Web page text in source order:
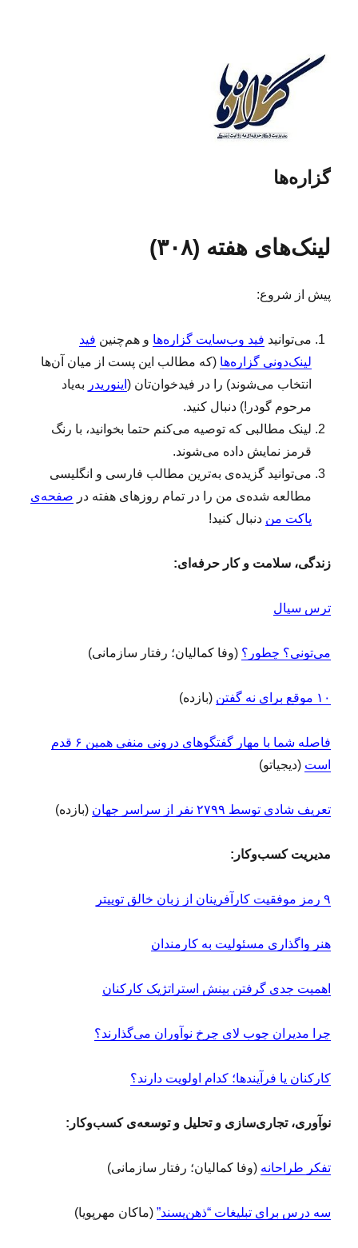
گزاره‌ها
لینک‌های هفته (۳۰۸)
پیش از شروع:
می‌توانید فید وب‌سایت گزاره‌ها و هم‌چنین فید
لینک‌دونی گزاره‌ها (که مطالب این پست از میان آن‌ها
انتخاب می‌شوند) را در فیدخوان‌تان ( اینوریدر به‌یاد
مرحوم گودر!) دنبال کنید.
لینک‌ مطالبی که توصیه می‌کنم حتما بخوانید، با رنگ
قرمز نمایش داده می‌شوند.
می‌توانید گزیده‌ی به‌ترین مطالب فارسی و انگلیسی
مطالعه‌ شده‌ی من را در تمام روزهای هفته در صفحه‌ی
پاکت من دنبال کنید!
زندگی، سلامت و کار حرفه‌ای:
ترس سیال
می‌تونی؟ چطور؟ (وفا کمالیان؛ رفتار سازمانی)
۱۰ موقع برای نه گفتن (بازده)
فاصله شما با مهار گفتگوهای درونی منفی همین ۶ قدم
است ‌ (دیجیاتو)
تعریف شادی توسط ۲۷۹۹ نفر از سراسر جهان (بازده)
مدیریت کسب‌وکار:
۹ رمز موفقیت کارآفرینان از زبان خالق توییتر
هنر واگذاری مسئولیت به کارمندان
اهمیت جدی گرفتن بینش استراتژیک کارکنان
چرا مدیران چوب لای چرخ نوآوران می‏‌گذارند؟
کارکنان یا فرآیندها؛ کدام اولویت دارند؟
نوآوری، تجاری‌سازی و تحلیل و توسعه‌ی کسب‌وکار:
تفکر طراحانه (وفا کمالیان؛ رفتار سازمانی)
سه درس برای تبلیغات “ذهن‌پسند” (ماکان مهرپویا)